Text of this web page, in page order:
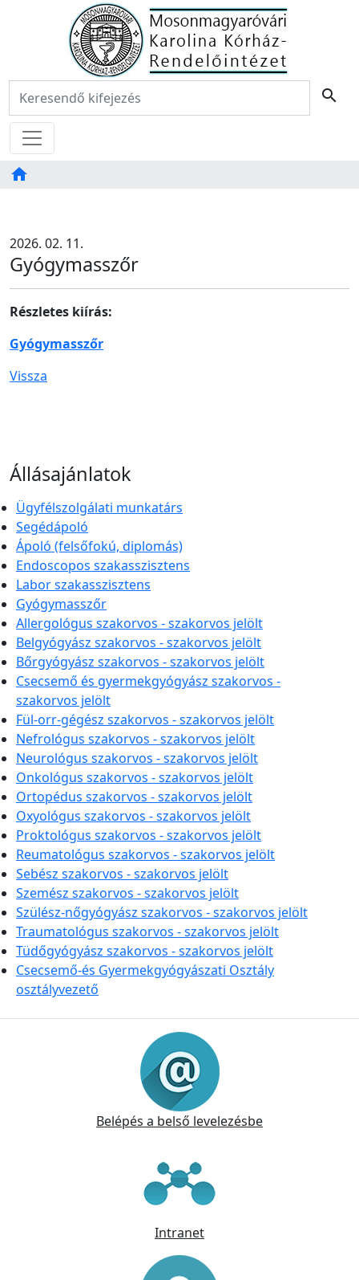
Főoldal
Keresés: search
Menü
home
TAB
2026. 02. 11.
Gyógymasszőr
Részletes kiírás:
Gyógymasszőr
Vissza
Állásajánlatok
Ügyfélszolgálati munkatárs
Segédápoló
Ápoló (felsőfokú, diplomás)
Endoscopos szakasszisztens
Labor szakasszisztens
Gyógymasszőr
Allergológus szakorvos - szakorvos jelölt
Belgyógyász szakorvos - szakorvos jelölt
Bőrgyógyász szakorvos - szakorvos jelölt
Csecsemő és gyermekgyógyász szakorvos -
szakorvos jelölt
Fül-orr-gégész szakorvos - szakorvos jelölt
Nefrológus szakorvos - szakorvos jelölt
Neurológus szakorvos - szakorvos jelölt
Onkológus szakorvos - szakorvos jelölt
Ortopédus szakorvos - szakorvos jelölt
Oxyológus szakorvos - szakorvos jelölt
Proktológus szakorvos - szakorvos jelölt
Reumatológus szakorvos - szakorvos jelölt
Sebész szakorvos - szakorvos jelölt
Szemész szakorvos - szakorvos jelölt
Szülész-nőgyógyász szakorvos - szakorvos jelölt
Traumatológus szakorvos - szakorvos jelölt
Tüdőgyógyász szakorvos - szakorvos jelölt
Csecsemő-és Gyermekgyógyászati Osztály
osztályvezető
Belépés a belső levelezésbe
Intranet